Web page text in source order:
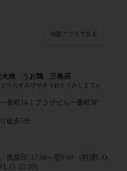
地図アプリで見る
火焼 うお鶏 三島店
りのすみびやきうおとりみしまてん
番町14-1 プラザビル一番町3F
徒歩5分
祝前日: 17:00～翌0:00 （料理L.O.
23:20）